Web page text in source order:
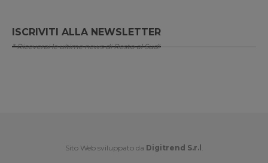
ISCRIVITI ALLA NEWSLETTER
* Riceverai le ultime news di Resto al Sud!
Sito Web sviluppato da Digitrend S.r.l .